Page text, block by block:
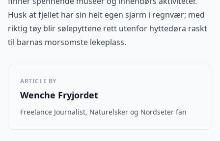
Husk at fjellet har sin helt egen sjarm i regnvær; med
riktig tøy blir sølepyttene rett utenfor hyttedøra raskt
til barnas morsomste lekeplass.
ARTICLE BY
Wenche Fryjordet
Freelance Journalist, Naturelsker og Nordseter fan